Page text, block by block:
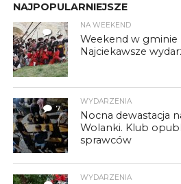
NAJPOPULARNIEJSZE
4
NA WEEKEND
Weekend w gminie
Najciekawsze
7
WYDARZENIA
Nocna dewastacja
Wolanki. Klub
sprawców
WYDARZENIA